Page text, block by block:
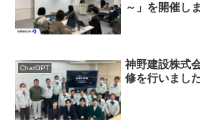
～」を開催し
ChatGPT
神野建設株式
修を行いまし